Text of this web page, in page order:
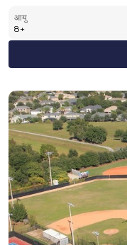
आयु
8+